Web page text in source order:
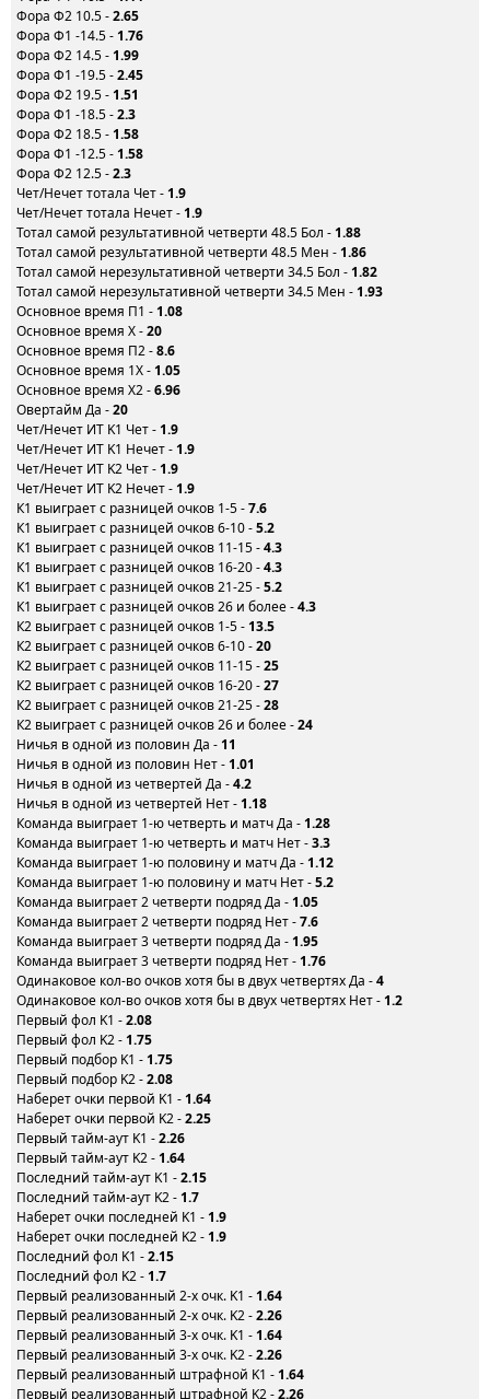
Фора Ф2 10.5 -2.65
Фора Ф1 -14.5 - 1.76
Фора Ф2 14.5 - 1.99
Фора Ф1 -19.5 -2.45
Фора Ф2 19.5 - 1.51
Фора Ф1 -18.5 -2.3
Фора Ф2 18.5 - 1.58
Фора Ф1 -12.5 - 1.58
Фора Ф2 12.5 -2.3
Чет/Нечет тотала Чет - 1.9
Чет/Нечет тотала Нечет - 1.9
Тотал самой результативной четверти 48.5 Бол - 1.88
Тотал самой результативной четверти 48.5 Мен - 1.86
Тотал самой нерезультативной четверти 34.5 Бол - 1.82
Тотал самой нерезультативной четверти 34.5 Мен - 1.93
Основное время П1 - 1.08
Основное время X -20
Основное время П2 -8.6
Основное время 1X - 1.05
Основное время X2 -6.96
Овертайм Да -20
Чет/Нечет ИТ K1 Чет - 1.9
Чет/Нечет ИТ K1 Нечет - 1.9
Чет/Нечет ИТ K2 Чет - 1.9
Чет/Нечет ИТ K2 Нечет - 1.9
К1 выиграет с разницей очков 1-5 -7.6
К1 выиграет с разницей очков 6-10 -5.2
К1 выиграет с разницей очков 11-15 -4.3
К1 выиграет с разницей очков 16-20 -4.3
К1 выиграет с разницей очков 21-25 -5.2
К1 выиграет с разницей очков 26 и более -4.3
К2 выигрaет с разницей очков 1-5 - 13.5
К2 выигрaет с разницей очков 6-10 -20
К2 выигрaет с разницей очков 11-15 -25
К2 выигрaет с разницей очков 16-20 -27
К2 выигрaет с разницей очков 21-25 -28
К2 выигрaет с разницей очков 26 и более -24
Ничья в одной из половин Да - 11
Ничья в одной из половин Нет - 1.01
Ничья в одной из четвертей Да -4.2
Ничья в одной из четвертей Нет - 1.18
Команда выиграет 1-ю четверть и матч Да - 1.28
Команда выиграет 1-ю четверть и матч Нет -3.3
Команда выиграет 1-ю половину и матч Да - 1.12
Команда выиграет 1-ю половину и матч Нет -5.2
Команда выиграет 2 четверти подряд Да - 1.05
Команда выиграет 2 четверти подряд Нет -7.6
Команда выиграет 3 четверти подряд Да - 1.95
Команда выиграет 3 четверти подряд Нет - 1.76
Одинаковое кол-во очков хотя бы в двух четвертях Да -4
Одинаковое кол-во очков хотя бы в двух четвертях Нет - 1.2
Первый фол K1 -2.08
Первый фол K2 - 1.75
Первый подбор K1 - 1.75
Первый подбор K2 -2.08
Наберет очки первой K1 - 1.64
Наберет очки первой K2 -2.25
Первый тайм-аут K1 -2.26
Первый тайм-аут K2 - 1.64
Последний тайм-аут K1 -2.15
Последний тайм-аут K2 - 1.7
Наберет очки последней K1 - 1.9
Наберет очки последней K2 - 1.9
Последний фол K1 -2.15
Последний фол K2 - 1.7
Первый реализованный 2-х очк. K1 - 1.64
Первый реализованный 2-х очк. K2 -2.26
Первый реализованный 3-х очк. K1 - 1.64
Первый реализованный 3-х очк. K2 -2.26
Первый реализованный штрафной K1 - 1.64
Первый реализованный штрафной K2 -2.26